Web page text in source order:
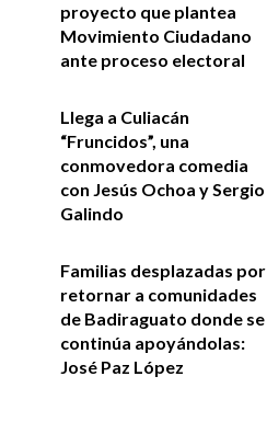
proyecto que plantea
Movimiento Ciudadano
ante proceso electoral
Llega a Culiacán
“Fruncidos”, una
conmovedora comedia
con Jesús Ochoa y Sergio
Galindo
Familias desplazadas por
retornar a comunidades
de Badiraguato donde se
continúa apoyándolas:
José Paz López